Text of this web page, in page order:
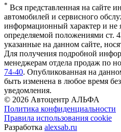
* Вся представленная на сайте
автомобилей и сервисного
информационный характер и не
определяемой положениями ст.
указанные на данном сайте,
Для получения подробной
менеджерам отдела продаж по
74-40. Опубликованная на
быть изменена в любое время
уведомления.
© 2026 Автоцентр АЛЬФА
Политика конфиденциальности
Правила использования cookie
Разработка alexsab.ru